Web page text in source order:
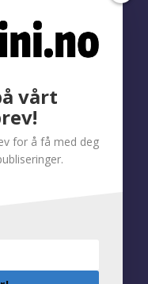
vårt
for å få med deg